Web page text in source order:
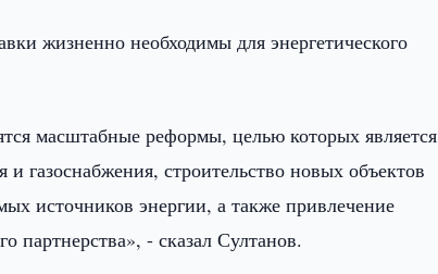
жизненно необходимы для энергетического
масштабные реформы, целью которых является
газоснабжения, строительство новых объектов
источников энергии, а также привлечение
партнерства», - сказал Султанов.